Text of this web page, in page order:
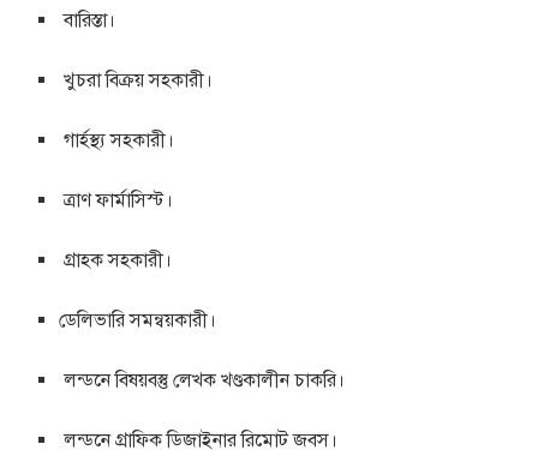
বারিস্তা।
খুচরা বিক্রয় সহকারী।
গার্হস্থ্য সহকারী।
ত্রাণ ফার্মাসিস্ট।
গ্রাহক সহকারী।
ডেলিভারি সমন্বয়কারী।
লন্ডনে বিষয়বস্তু লেখক খণ্ডকালীন চাকরি।
লন্ডনে গ্রাফিক ডিজাইনার রিমোট জবস।